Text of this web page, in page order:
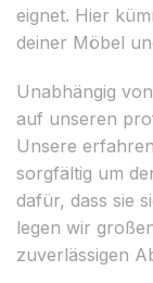
eignet. Hier
deiner Möbel
Unabhängig
auf unseren
Unsere
sorgfältig um
dafür, dass sie
legen wir
zuverlässigen